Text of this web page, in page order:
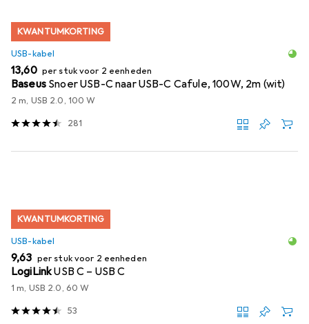
KWANTUMKORTING
USB-kabel
EUR
13,60 per stuk voor 2 eenheden
Baseus Snoer USB-C naar USB-C Cafule, 100W, 2m (wit)
2 m, USB 2.0, 100 W
281
KWANTUMKORTING
USB-kabel
EUR
9,63 per stuk voor 2 eenheden
LogiLinkUSB C – USB C
1 m, USB 2.0, 60 W
53